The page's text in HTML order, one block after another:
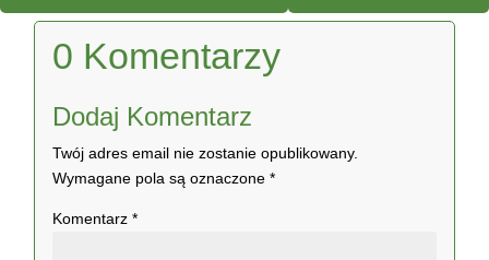
0 Komentarzy
Dodaj Komentarz
Twój adres email nie zostanie opublikowany.
Wymagane pola są oznaczone*
Komentarz*